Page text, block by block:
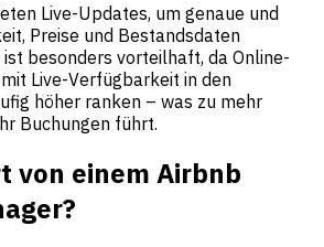
Live-Updates, um genaue und
Preise und Bestandsdaten
besonders vorteilhaft, da Online-
Live-Verfügbarkeit in den
höher ranken – was zu mehr
Buchungen führt.
von einem Airbnb